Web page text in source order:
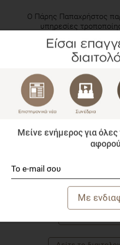
Ο Πάρης Παπαχρήστος
υπηρεσίες
χρόνια,
της ποιότητας ζωής. Ως
Διατροφολόγος, M.Sc. έχει
γνώση, η οποία
συνεδρίες με την
Είναι ιδρυτής του
Ελλάδα και Κύπρο και
«Μύθοι και Αλήθειες
παραπάνω, σε συνδυασμό
όλη την Ελλάδα και το
ανθρώπους, έχει δει τι
Μείνε ενήμερος για όλες